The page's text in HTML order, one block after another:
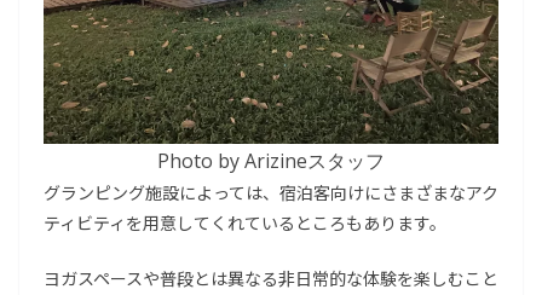
Photo by Arizineスタッフ
グランピング施設によっては、宿泊客向けにさまざまなアク
ティビティを用意してくれているところもあります。
ヨガスペースや普段とは異なる非日常的な体験を楽しむこと